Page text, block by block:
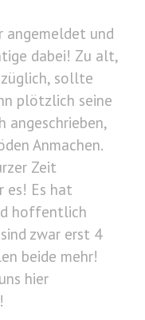
angemeldet und
dabei! Zu alt,
sollte
plötzlich seine
angeschrieben,
Anmachen.
Zeit
es! Es hat
hoffentlich
zwar erst 4
beide mehr!
hier